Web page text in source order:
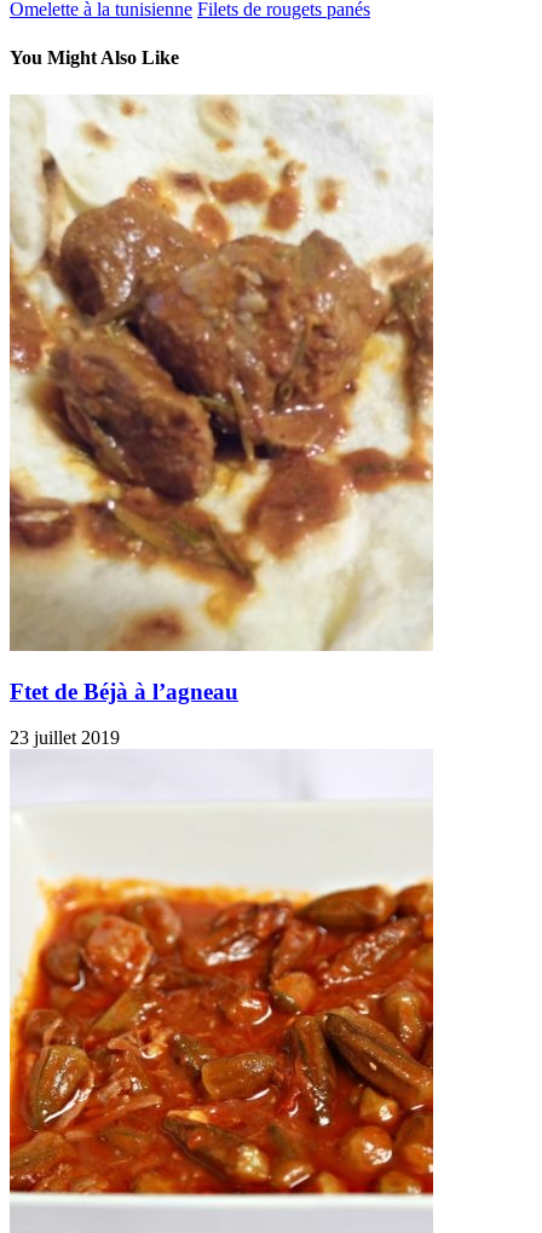
Omelette à la tunisienne Filets de rougets panés
You Might Also Like
Ftet de Béjà à l’agneau
23 juillet 2019